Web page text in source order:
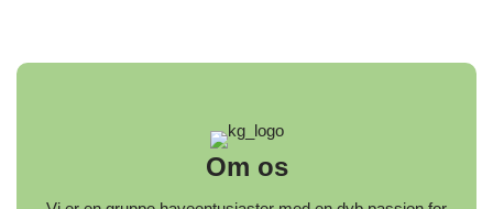
Om os